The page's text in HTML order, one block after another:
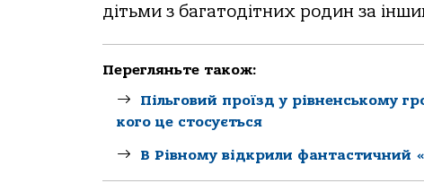
дітьми з багатодітних родин за
Перегляньте також:
Пільговий проїзд у рівненському
кого це стосується
В Рівному відкрили фантастичний